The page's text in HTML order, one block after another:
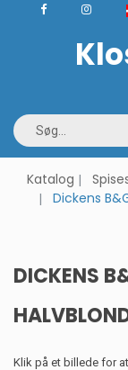
Katalog
Dickens
DICKENS
Klik på et billede for